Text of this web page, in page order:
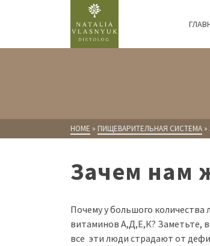
HOME » ПИЩЕВАРИТЕЛЬНАЯ СИСТЕМА »
Зачем нам
Почему у большого
витаминов А,Д,Е,К? Заметьте,
все эти люди страдают от